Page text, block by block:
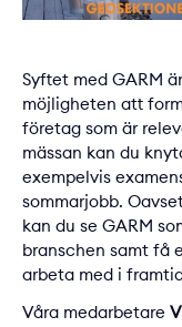
Syftet med GARM
möjligheten att
företag som är
mässan kan du
exempelvis
sommarjobb.
kan du se GARM
branschen samt få
arbeta med i
Våra medarbetare